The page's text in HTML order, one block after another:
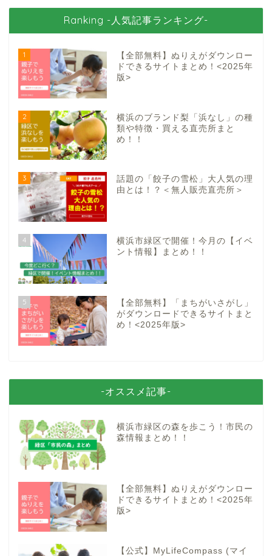
Ranking -人気記事ランキング-
1
【全部無料】ぬりえがダウンロー
ドできるサイトまとめ！<2025年
版>
2
横浜のブランド梨「浜なし」の種
類や特徴・買える直売所まと
め！！
3
話題の「餃子の雪松」大人気の理
由とは！？＜無人販売直売所＞
4
横浜市緑区で開催！今月の【イベ
ント情報】まとめ！！
5
【全部無料】「まちがいさがし」
がダウンロードできるサイトまと
め！<2025年版>
-オススメ記事-
横浜市緑区の森を歩こう！市民の
森情報まとめ！！
【全部無料】ぬりえがダウンロー
ドできるサイトまとめ！<2025年
版>
【公式】MyLifeCompass (マイ